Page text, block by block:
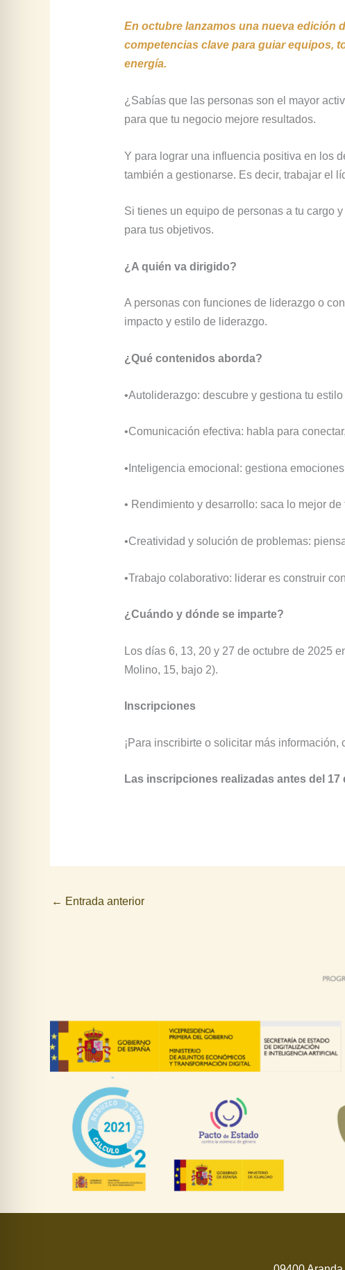
En octubre lanzamos una nueva edición
competencias clave para guiar equipos,
energía.
¿Sabías que las personas son el mayor
para que tu negocio mejore resultados.
Y para lograr una influencia positiva en los
también a gestionarse. Es decir, trabajar el
Si tienes un equipo de personas a tu cargo
para tus objetivos.
¿A quién va dirigido?
A personas con funciones de liderazgo o
impacto y estilo de liderazgo.
¿Qué contenidos aborda?
•Autoliderazgo: descubre y gestiona tu estilo
•Comunicación efectiva: habla para
•Inteligencia emocional: gestiona
• Rendimiento y desarrollo: saca lo mejor
•Creatividad y solución de problemas:
•Trabajo colaborativo: liderar es construir
¿Cuándo y dónde se imparte?
Los días 6, 13, 20 y 27 de octubre de 2025
Molino, 15, bajo 2).
Inscripciones
¡Para inscribirte o solicitar más información,
Las inscripciones realizadas antes del
← Entrada anterior